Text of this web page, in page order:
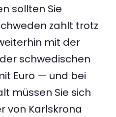
sollten Sie
zahlt trotz
mit der
schwedischen
Euro — und bei
müssen Sie sich
von Karlskrona